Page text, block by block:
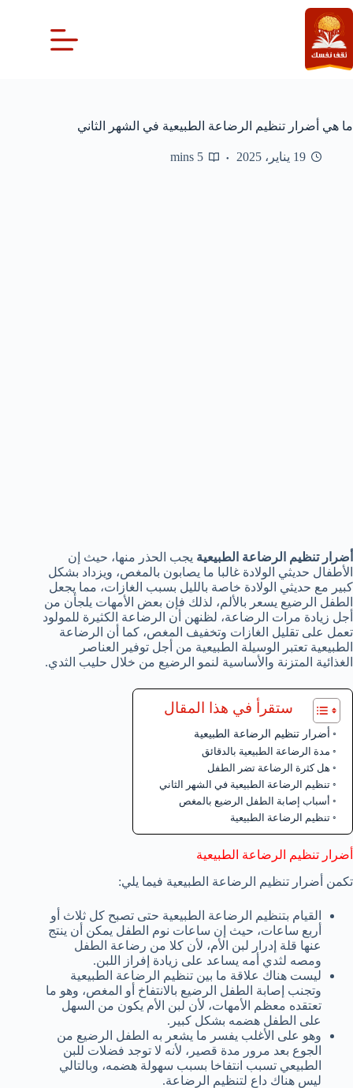
التجاوز
إلى
المحتوى
ما هي أضرار تنظيم الرضاعة الطبيعية في الشهر الثاني
19 يناير، 2025 5 mins
أضرار تنظيم الرضاعة الطبيعية يجب الحذر منها، حيث إن
الأطفال حديثي الولادة غالبا ما يصابون بالمغص، ويزداد بشكل
كبير مع حديثي الولادة خاصة بالليل بسبب الغازات، مما يجعل
الطفل الرضيع يسعر بالألم، لذلك فإن بعض الأمهات يلجأن من
أجل زيادة مرات الرضاعة، لظنهن أن الرضاعة الكثيرة للمولود
تعمل على تقليل الغازات وتخفيف المغص، كما أن الرضاعة
الطبيعية تعتبر الوسيلة الطبيعية من أجل توفير العناصر
الغذائية المتزنة والأساسية لنمو الرضيع من خلال حليب الثدي.
ستقرأ في هذا المقال
أضرار تنظيم الرضاعة الطبيعية
مدة الرضاعة الطبيعية بالدقائق
هل كثرة الرضاعة تضر الطفل
تنظيم الرضاعة الطبيعية في الشهر الثاني
أسباب إصابة الطفل الرضيع بالمغص
تنظيم الرضاعة الطبيعية
أضرار تنظيم الرضاعة الطبيعية
تكمن أضرار تنظيم الرضاعة الطبيعية فيما يلي:
القيام بتنظيم الرضاعة الطبيعية حتى تصبح كل ثلاث أو
أربع ساعات، حيث إن ساعات نوم الطفل يمكن أن ينتج
عنها قلة إدرار لبن الأم، لأن كلا من رضاعة الطفل
ومصه لثدي أمه يساعد على زيادة إفراز اللبن.
ليست هناك علاقة ما بين تنظيم الرضاعة الطبيعية
وتجنب إصابة الطفل الرضيع بالانتفاخ أو المغص، وهو ما
تعتقده معظم الأمهات، لأن لبن الأم يكون من السهل
على الطفل هضمه بشكل كبير.
وهو على الأغلب يفسر ما يشعر به الطفل الرضيع من
الجوع بعد مرور مدة قصير، لأنه لا توجد فضلات للبن
الطبيعي تسبب انتفاخا بسبب سهولة هضمه، وبالتالي
ليس هناك داع لتنظيم الرضاعة.